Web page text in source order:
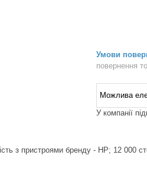
повернення
У компанії
з пристроями бренду - HP; 12 000